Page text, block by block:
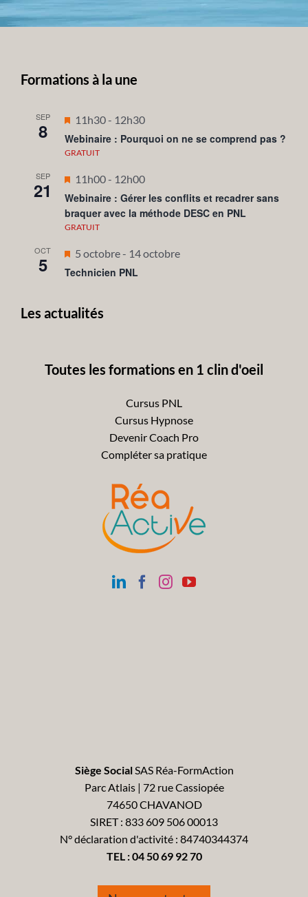
Formations à la une
SEP
8
Mis
en
avant
11h30- 12h30
Webinaire : Pourquoi on ne se comprend pas ?
GRATUIT
SEP
21
Mis
en
avant
11h00- 12h00
Webinaire : Gérer les conflits et recadrer sans
braquer avec la méthode DESC en PNL
GRATUIT
OCT
5
Mis
en
5 octobre- 14 octobre
Technicien PNL
Les actualités
Toutes les formations en 1 clin d'oeil
Cursus PNL
Cursus Hypnose
Devenir Coach Pro
Compléter sa pratique
Siège SocialSAS Réa-FormAction
Parc Atlais | 72 rue Cassiopée
74650 CHAVANOD
SIRET : 833 609 506 00013
N° déclaration d'activité : 84740344374
TEL :04 50 69 92 70